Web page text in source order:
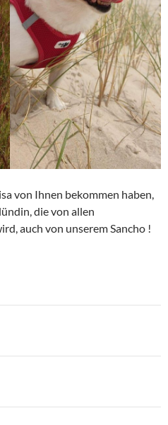
von Ihnen bekommen haben,
die von allen
auch von unserem Sancho !